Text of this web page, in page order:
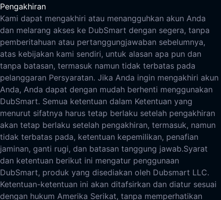
Pengakhiran
Kami dapat mengakhiri atau menangguhkan akun Anda
dan melarang akses ke DubSmart dengan segera, tanpa
pemberitahuan atau pertanggungjawaban sebelumnya,
atas kebijakan kami sendiri, untuk alasan apa pun dan
tanpa batasan, termasuk namun tidak terbatas pada
pelanggaran Persyaratan. Jika Anda ingin mengakhiri akun
Anda, Anda dapat dengan mudah berhenti menggunakan
DubSmart. Semua ketentuan dalam Ketentuan yang
menurut sifatnya harus tetap berlaku setelah pengakhiran
akan tetap berlaku setelah pengakhiran, termasuk, namun
tidak terbatas pada, ketentuan kepemilikan, penafian
jaminan, ganti rugi, dan batasan tanggung jawab.Syarat
dan ketentuan berikut ini mengatur penggunaan
DubSmart, produk yang disediakan oleh Dubsmart LLC.
Ketentuan-ketentuan ini akan ditafsirkan dan diatur sesuai
dengan hukum Amerika Serikat, tanpa memperhatikan